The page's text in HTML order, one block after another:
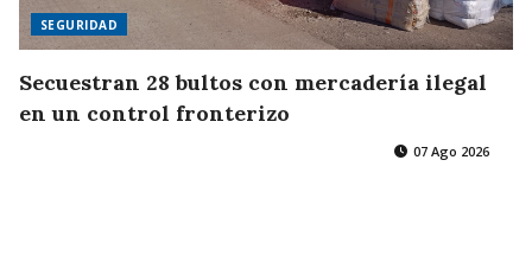
SEGURIDAD
Secuestran 28 bultos con mercadería ilegal
en un control fronterizo
07 Ago 2026